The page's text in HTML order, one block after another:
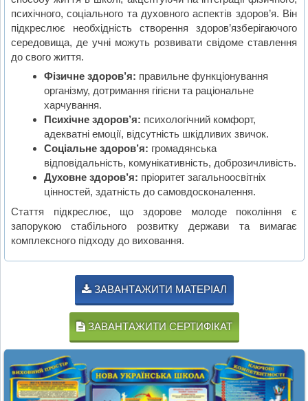
психічного, соціального та духовного аспектів здоров’я. Він
підкреслює необхідність створення здоров’язберігаючого
середовища, де учні можуть розвивати свідоме ставлення
до свого життя.
Фізичне здоров’я: правильне функціонування
організму, дотримання гігієни та раціональне
харчування.
Психічне здоров’я: психологічний комфорт,
адекватні емоції, відсутність шкідливих звичок.
Соціальне здоров’я: громадянська
відповідальність, комунікативність, доброзичливість.
Духовне здоров’я: пріоритет загальноосвітніх
цінностей, здатність до самовдосконалення.
Стаття підкреслює, що здорове молоде покоління є
запорукою стабільного розвитку держави та вимагає
комплексного підходу до виховання.
ЗАВАНТАЖИТИ МАТЕРІАЛ
ЗАВАНТАЖИТИ СЕРТИФІКАТ